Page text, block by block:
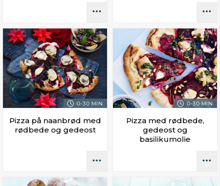
0-30 MIN.
Pizza på naanbrød med
rødbede og gedeost
0-30 MIN.
Pizza med rødbede,
gedeost og
basilikumolie